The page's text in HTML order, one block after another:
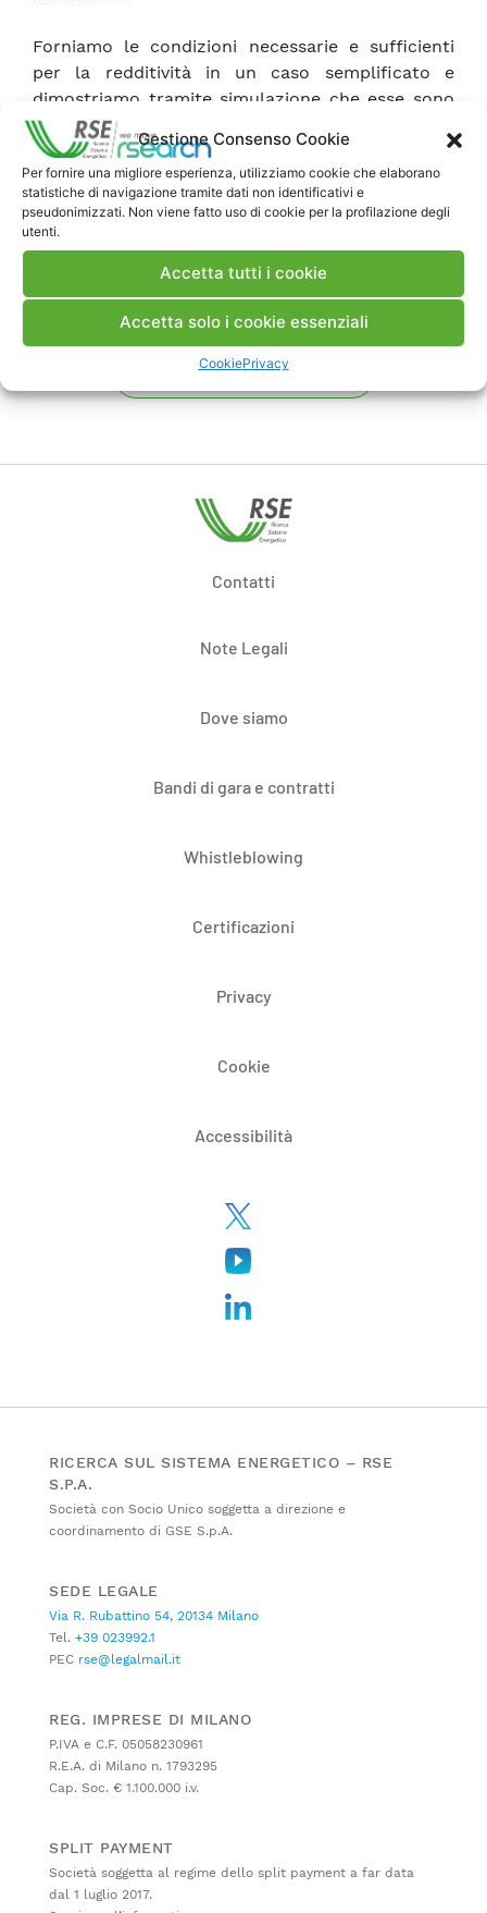
Gestione Consenso Cookie
Per fornire una migliore esperienza, utilizziamo cookie che elaborano
statistiche di navigazione tramite dati non identificativi e
pseudonimizzati. Non viene fatto uso di cookie per la profilazione degli
utenti.
Accetta tutti i cookie
Accetta solo i cookie essenziali
CookiePrivacy
Forniamo le condizioni necessarie e sufficienti
per la redditività in un caso semplificato e
dimostriamo tramite simulazione che esse sono
valide anche per il caso generale.
Scarica Pubblicazione
Pubblica un commento
Contatti
Note Legali
Dove siamo
Bandi di gara e contratti
Whistleblowing
Certificazioni
Privacy
Cookie
Accessibilità
RICERCA SUL SISTEMA ENERGETICO – RSE
S.P.A.
Società con Socio Unico soggetta a direzione e
coordinamento di GSE S.p.A.
SEDE LEGALE
Via R. Rubattino 54, 20134 Milano
Tel. +39 023992.1
PEC rse@legalmail.it
REG. IMPRESE DI MILANO
P.IVA e C.F. 05058230961
R.E.A. di Milano n. 1793295
Cap. Soc. € 1.100.000 i.v.
SPLIT PAYMENT
Società soggetta al regime dello split payment a far data
dal 1 luglio 2017.